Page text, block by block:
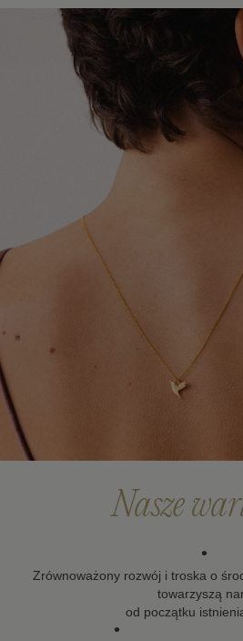
Global Express (Poczta Polska).
doręczenia wynosi od 3 do 20 dni
Szczegółowe informacje
metod wysyłki oraz orientacyjnych
znajdziesz w tabeli.
Dokładamy wszelkich starań, aby
dotarło bezpiecznie i jak
tego, czy podróżuje kilka ulic dalej,
W przypadku zamówień
Irlandii Północnej mogą
celne, podatki lub opłaty
lokalne organy celne. Ewentualne
ponosi odbiorca przesyłki.
zakładać ją jako ostatni element
Chroń biżuterię przed kontaktem z
środkami czystości oraz
stosowanymi na skórę, które mogą
pozłocenia i wygląd metalu.
Zdejmuj biżuterię przed kąpielą,
sportu oraz wykonywaniem prac
ograniczyć ryzyko uszkodzeń,
Aby odświeżyć biżuterię i
przecieraj ją miękką ściereczką
pozłocenie jest naturalną powłoką
czasem może ulegać ścieraniu.
zależy między innymi od sposobu
częstotliwości noszenia oraz
skóry.
Po upływie okresu gwarancji
dokładamy wszelkich starań, aby
towarzyszyć Ci w kolejnych
Nasze
•
Zrównoważony rozwój i troska o
towarzyszą
od początku
•